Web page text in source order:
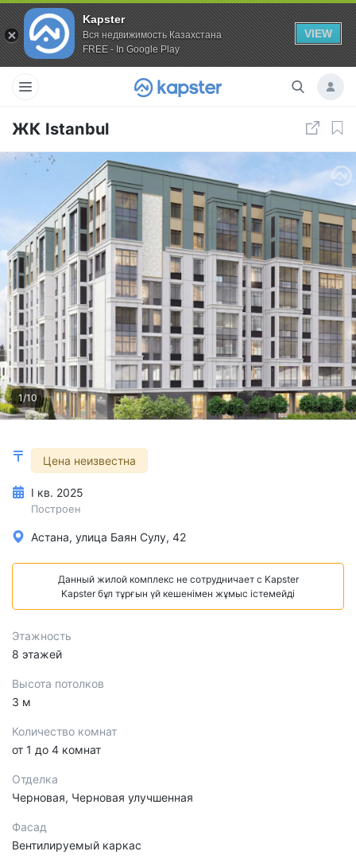
Kapster
Вся недвижимость Казахстана
FREE - In Google Play
VIEW
ЖК Istanbul
1/10
Цена неизвестна
I кв. 2025
Построен
Астана, улица Баян Сулу, 42
Данный жилой комплекс не сотрудничает с Kapster
Kapster бұл тұрғын үй кешенімен жұмыс істемейді
Этажность
8 этажей
Высота потолков
3 м
Количество комнат
от 1 до 4 комнат
Отделка
Черновая, Черновая улучшенная
Фасад
Вентилируемый каркас